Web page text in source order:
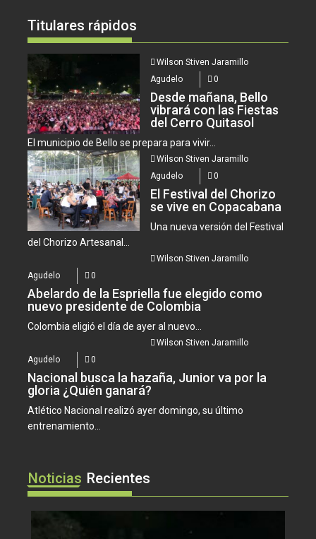
Titulares rápidos
Wilson Stiven Jaramillo
Agudelo
0
Desde mañana, Bello
vibrará con las Fiestas
del Cerro Quitasol
El municipio de Bello se prepara para vivir...
Wilson Stiven Jaramillo
Agudelo
0
El Festival del Chorizo
se vive en Copacabana
Una nueva versión del Festival
del Chorizo Artesanal...
Wilson Stiven Jaramillo
Agudelo
0
Abelardo de la Espriella fue elegido como
nuevo presidente de Colombia
Colombia eligió el día de ayer al nuevo...
Wilson Stiven Jaramillo
Agudelo
0
Nacional busca la hazaña, Junior va por la
gloria ¿Quién ganará?
Atlético Nacional realizó ayer domingo, su último
entrenamiento...
Noticias Recientes